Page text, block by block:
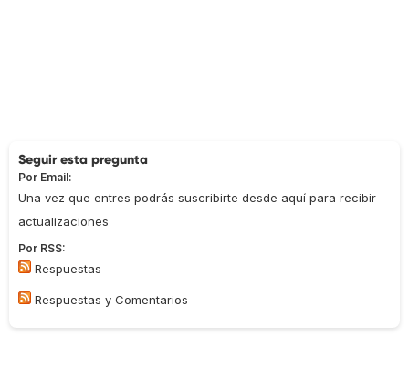
Seguir esta pregunta
Por Email:
Una vez que entres podrás suscribirte desde aquí para recibir
actualizaciones
Por RSS:
Respuestas
Respuestas y Comentarios